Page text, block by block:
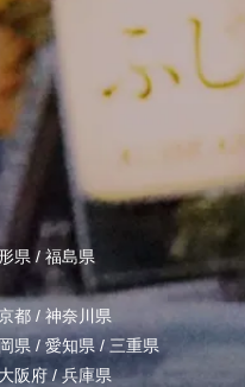
県/ 福島県
都 / 神奈川県
県 / 愛知県 / 三重県
大阪府 /兵庫県